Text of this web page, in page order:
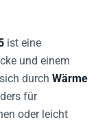
ist eine
und einem
durch Wärme
für
oder leicht